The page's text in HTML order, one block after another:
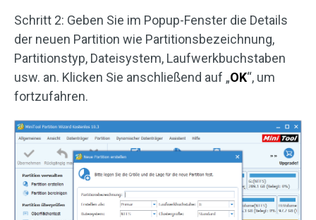
Schritt 2: Geben Sie im Popup-Fenster die Details
der neuen Partition wie Partitionsbezeichnung,
Partitionstyp, Dateisystem, Laufwerkbuchstaben
usw. an. Klicken Sie anschließend auf „OK“, um
fortzufahren.